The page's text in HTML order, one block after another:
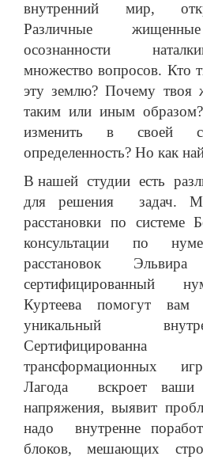
внутренний мир,
Различные жищенные
осознанности
множество вопросов. Кто
эту землю? Почему твоя
таким или иным
изменить в своей
определенность? Но как
В нашей студии есть
для решения задач.
расстановки по системе
консультации по
расстановок
сертифицированный
Куртеева помогут вам
уникальный
трансформационных
Лагода вскроет ваши
напряжения, выявит
надо внутренне
блоков, мешающих